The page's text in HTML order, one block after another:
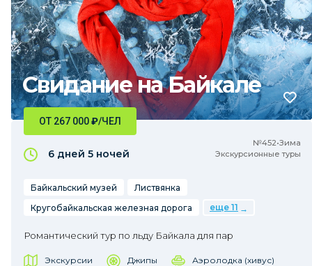
Свидание на Байкале
№452•Зима
Экскурсионные туры
ОТ 267 000₽/ЧЕЛ
6 дней 5 ночей
Байкальский музей
Листвянка
Кругобайкальская железная дорога
еще 11
Романтический тур по льду Байкала для пар
Экскурсии Джипы Аэролодка (хивус)